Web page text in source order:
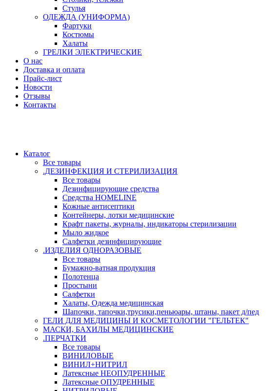
Стулья
ОДЕЖДА (УНИФОРМА)
Фартуки
Костюмы
Халаты
ГРЕЛКИ ЭЛЕКТРИЧЕСКИЕ
О нас
Доставка и оплата
Прайс-лист
Новости
Отзывы
Контакты
Каталог
Все товары
.ДЕЗИНФЕКЦИЯ И СТЕРИЛИЗАЦИЯ
Все товары
Дезинфицирующие средства
Средства HOMELINE
Кожные антисептики
Контейнеры, лотки медицинские
Крафт пакеты, журналы, индикаторы стерилизации
Мыло жидкое
Салфетки дезинфицирующие
.ИЗДЕЛИЯ ОДНОРАЗОВЫЕ
Все товары
Бумажно-ватная продукция
Полотенца
Простыни
Салфетки
Халаты, Одежда медицинская
Шапочки, тапочки,трусики,пеньюары, штаны, пакет д/пед
ГЕЛИ ДЛЯ МЕДИЦИНЫ И КОСМЕТОЛОГИИ "ГЕЛЬТЕК"
МАСКИ, БАХИЛЫ МЕДИЦИНСКИЕ
.ПЕРЧАТКИ
Все товары
ВИНИЛОВЫЕ
ВИНИЛ+НИТРИЛ
Латексные НЕОПУДРЕННЫЕ
Латексные ОПУДРЕННЫЕ